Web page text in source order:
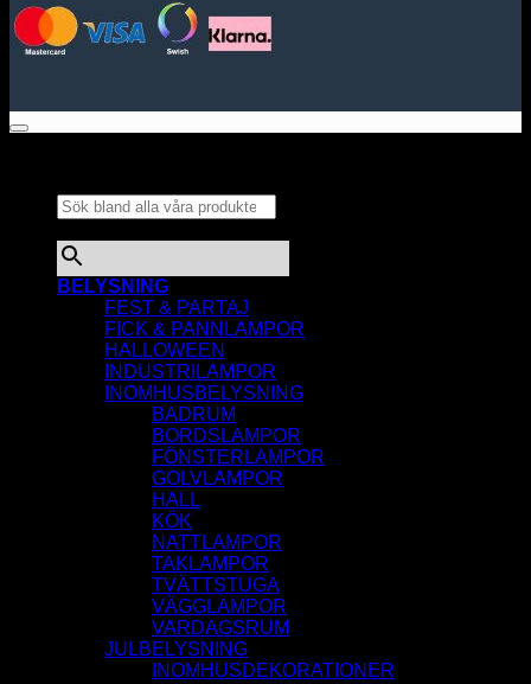
BELYSNING
FEST & PARTAJ
FICK & PANNLAMPOR
HALLOWEEN
INDUSTRILAMPOR
INOMHUSBELYSNING
BADRUM
BORDSLAMPOR
FÖNSTERLAMPOR
GOLVLAMPOR
HALL
KÖK
NATTLAMPOR
TAKLAMPOR
TVÄTTSTUGA
VÄGGLAMPOR
VARDAGSRUM
JULBELYSNING
INOMHUSDEKORATIONER